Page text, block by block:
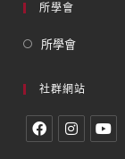
所學會
所學會
社群網站